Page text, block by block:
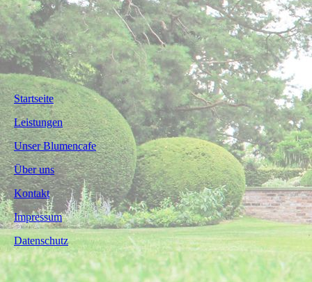
Startseite
Leistungen
Unser Blumencafe
Über uns
Kontakt
Impressum
Datenschutz